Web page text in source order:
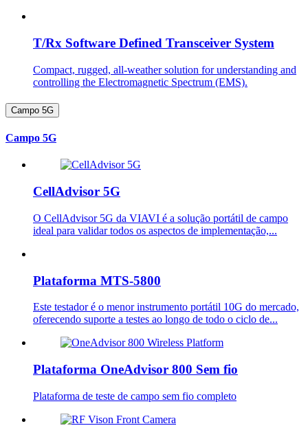
T/Rx Software Defined Transceiver System
Compact, rugged, all-weather solution for understanding and
controlling the Electromagnetic Spectrum (EMS).
Campo 5G
Campo 5G
CellAdvisor 5G
O CellAdvisor 5G da VIAVI é a solução portátil de campo
ideal para validar todos os aspectos de implementação,...
Plataforma MTS-5800
Este testador é o menor instrumento portátil 10G do mercado,
oferecendo suporte a testes ao longo de todo o ciclo de...
Plataforma OneAdvisor 800 Sem fio
Plataforma de teste de campo sem fio completo